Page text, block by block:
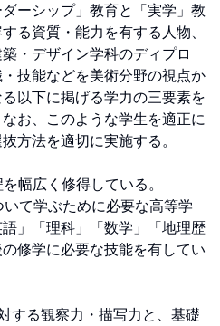
ーシップ」教育と「実学」教
る資質・能力を有する人物、
・デザイン学科のディプロ
技能などを美術分野の視点か
以下に掲げる学力の三要素を
お、このような学生を適正に
方法を適切に実施する。
幅広く修得している。
て学ぶために必要な高等学
」「理科」「数学」「地理歴
修学に必要な技能を有してい
する観察力・描写力と、基礎